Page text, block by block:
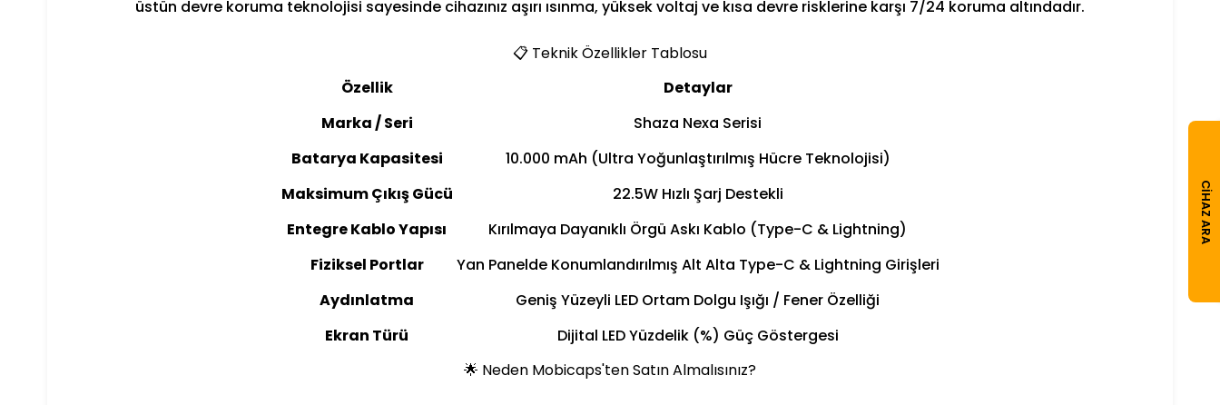
üstün devre koruma teknolojisi sayesinde cihazınız aşırı ısınma, yüksek voltaj ve kısa devre risklerine karşı 7/24 koruma altındadır.
📋 Teknik Özellikler Tablosu
Özellik
Detaylar
Marka / Seri
Shaza Nexa Serisi
Batarya Kapasitesi
10.000 mAh (Ultra Yoğunlaştırılmış Hücre Teknolojisi)
Maksimum Çıkış Gücü
22.5W Hızlı Şarj Destekli
Entegre Kablo Yapısı
Kırılmaya Dayanıklı Örgü Askı Kablo (Type-C & Lightning)
Fiziksel Portlar
Yan Panelde Konumlandırılmış Alt Alta Type-C & Lightning Girişleri
Aydınlatma
Geniş Yüzeyli LED Ortam Dolgu Işığı / Fener Özelliği
Ekran Türü
Dijital LED Yüzdelik (%) Güç Göstergesi
🌟 Neden Mobicaps'ten Satın Almalısınız?
CIHAZ ARA